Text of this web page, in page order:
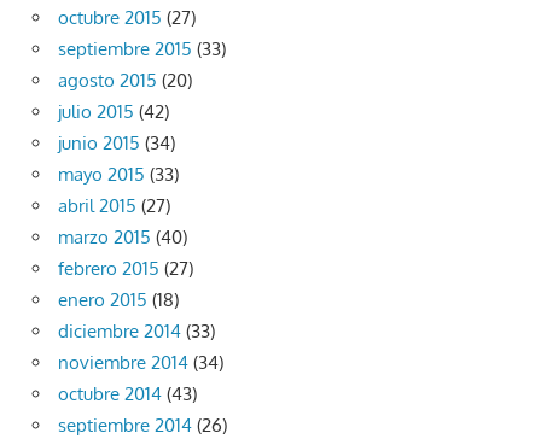
octubre 2015 (27)
septiembre 2015 (33)
agosto 2015 (20)
julio 2015 (42)
junio 2015 (34)
mayo 2015 (33)
abril 2015 (27)
marzo 2015 (40)
febrero 2015 (27)
enero 2015 (18)
diciembre 2014 (33)
noviembre 2014 (34)
octubre 2014 (43)
septiembre 2014 (26)